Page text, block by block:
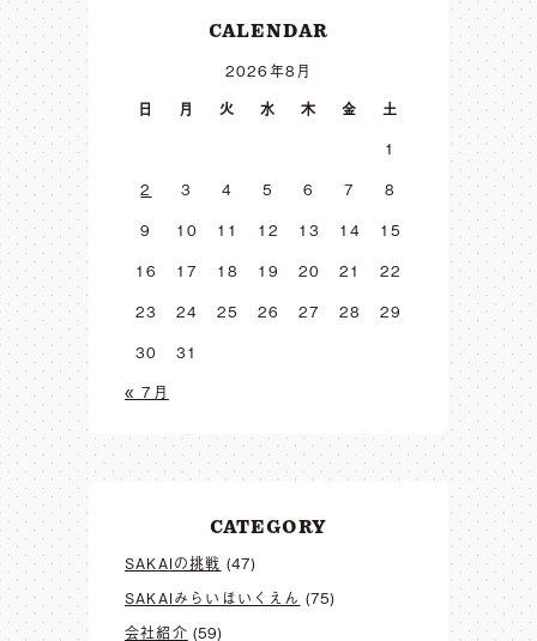
CALENDAR
2026年8月
日
月 火 水 木 金
土
1
2
3 4 5 6 7
8
9
10 11 12 13 14
15
16
17 18 19 20 21
22
23
24 25 26 27 28
29
30
31
« 7月
CATEGORY
SAKAIの挑戦 (47)
SAKAIみらいほいくえん (75)
会社紹介 (59)